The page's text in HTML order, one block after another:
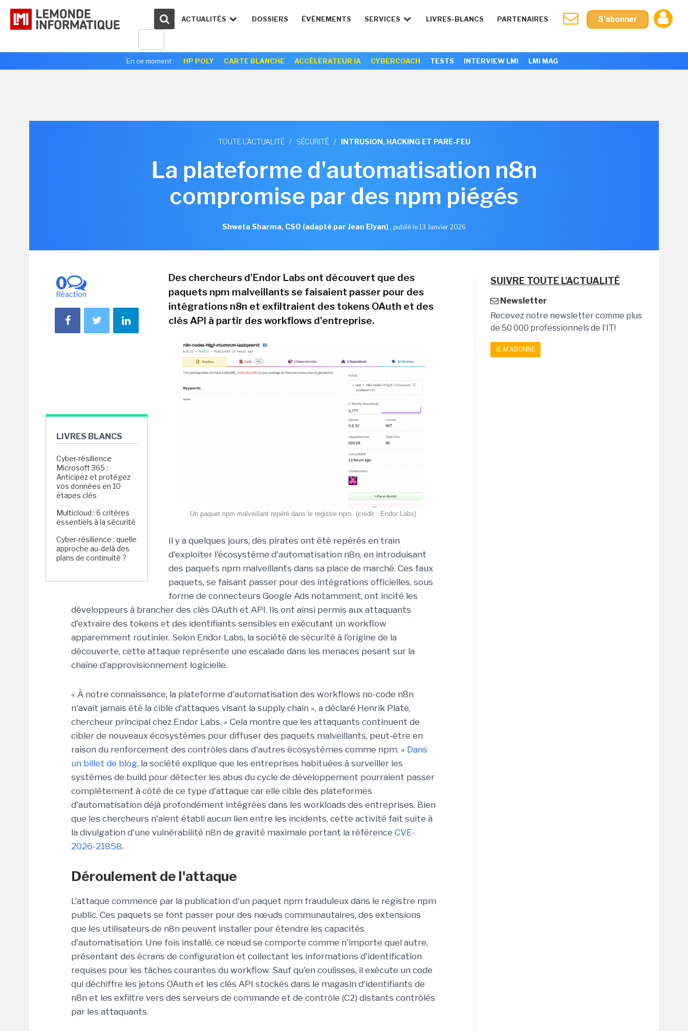
ACTUALITÉS DOSSIERS ÉVÉNEMENTS SERVICES LIVRES-BLANCS PARTENAIRES S'abonner
En ce moment : HP POLY CARTE BLANCHE ACCÉLERATEUR IA CYBERCOACH TESTS INTERVIEW LMI LMI MAG
TOUTE L'ACTUALITÉ / SÉCURITÉ / INTRUSION, HACKING ET PARE-FEU
La plateforme d'automatisation n8n
compromise par des npm piégés
Shweta Sharma, CSO (adapté par Jean Elyan), publié le 13 Janvier 2026
0
Réaction
LIVRES BLANCS
Cyber-résilience
Microsoft 365 :
Anticipez et protégez
vos données en 10
étapes clés
Multicloud : 6 critères
essentiels à la sécurité
Cyber-résilience : quelle
approche au-delà des
plans de continuité ?
Des chercheurs d'Endor Labs ont découvert que des
paquets npm malveillants se faisaient passer pour des
intégrations n8n et exfiltraient des tokens OAuth et des
clés API à partir des workflows d'entreprise.
Un paquet npm malveillant repéré dans le registre npm. (crédit : Endor Labs)
Il y a quelques jours, des pirates ont été repérés en train
d'exploiter l'écosystème d'automatisation n8n, en introduisant
des paquets npm malveillants dans sa place de marché. Ces faux
paquets, se faisant passer pour des intégrations officielles, sous
forme de connecteurs Google Ads notamment, ont incité les
développeurs à brancher des clés OAuth et API. Ils ont ainsi permis aux attaquants
d'extraire des tokens et des identifiants sensibles en exécutant un workflow
apparemment routinier. Selon Endor Labs, la société de sécurité à l’origine de la
découverte, cette attaque représente une escalade dans les menaces pesant sur la
chaîne d'approvisionnement logicielle.
« À notre connaissance, la plateforme d'automatisation des workflows no-code n8n
n'avait jamais été la cible d'attaques visant la supply chain », a déclaré Henrik Plate,
chercheur principal chez Endor Labs. « Cela montre que les attaquants continuent de
cibler de nouveaux écosystèmes pour diffuser des paquets malveillants, peut-être en
raison du renforcement des contrôles dans d'autres écosystèmes comme npm. » Dans
un billet de blog, la société explique que les entreprises habituées à surveiller les
systèmes de build pour détecter les abus du cycle de développement pourraient passer
complètement à côté de ce type d'attaque car elle cible des plateformes
d'automatisation déjà profondément intégrées dans les workloads des entreprises. Bien
que les chercheurs n'aient établi aucun lien entre les incidents, cette activité fait suite à
la divulgation d'une vulnérabilité n8n de gravité maximale portant la référence CVE-
2026-21858.
Déroulement de l'attaque
L'attaque commence par la publication d'un paquet npm frauduleux dans le registre npm
public. Ces paquets se font passer pour des nœuds communautaires, des extensions
que les utilisateurs de n8n peuvent installer pour étendre les capacités
d'automatisation. Une fois installé, ce nœud se comporte comme n'importe quel autre,
présentant des écrans de configuration et collectant les informations d'identification
requises pour les tâches courantes du workflow. Sauf qu'en coulisses, il exécute un code
qui déchiffre les jetons OAuth et les clés API stockés dans le magasin d'identifiants de
n8n et les exfiltre vers des serveurs de commande et de contrôle (C2) distants contrôlés
par les attaquants.
SUIVRE TOUTE L'ACTUALITÉ
Newsletter
Recevez notre newsletter comme plus
de 50 000 professionnels de l'IT!
JE M'ABONNE